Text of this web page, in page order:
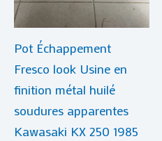
Pot Échappement
Fresco look Usine en
finition métal huilé
soudures apparentes
Kawasaki KX 250 1985